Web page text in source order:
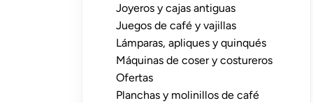
Joyeros y cajas antiguas
Juegos de café y vajillas
Lámparas, apliques y quinqués
Máquinas de coser y costureros
Ofertas
Planchas y molinillos de café